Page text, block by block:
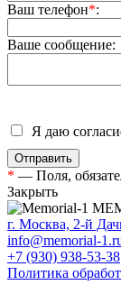
Ваш телефон*:
Ваше сообщение:
Я даю
* — Поля,
Закрыть
г. Москва, 2-й
info@memorial-
+7 (930) 938-53-38
Политика